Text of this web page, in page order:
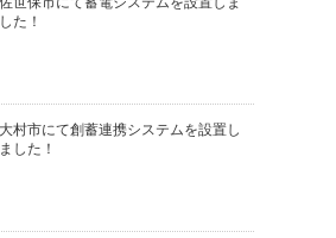
した！
大村市にて創蓄連携システムを設置し
ました！